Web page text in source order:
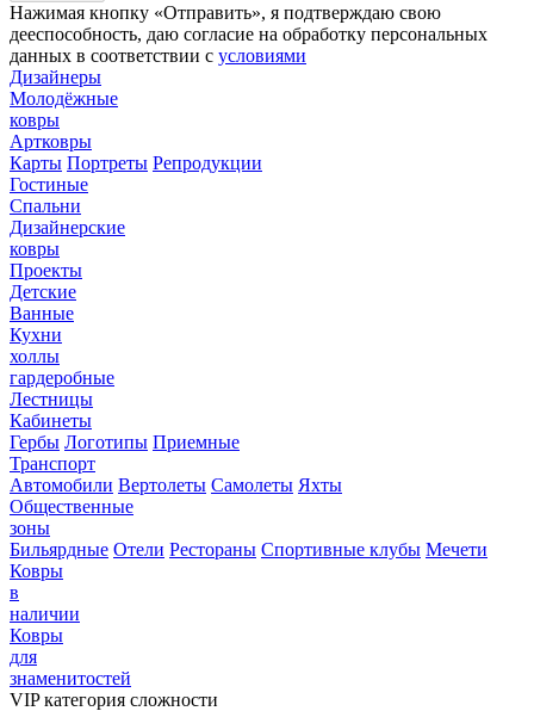
Нажимая кнопку «Отправить», я подтверждаю свою
дееспособность, даю согласие на обработку персональных
данных в соответствии с условиями
Дизайнеры
Молодёжные
ковры
Артковры
Карты Портреты Репродукции
Гостиные
Спальни
Дизайнерские
ковры
Проекты
Детские
Ванные
Кухни
холлы
гардеробные
Лестницы
Кабинеты
Гербы Логотипы Приемные
Транспорт
Автомобили Вертолеты Самолеты Яхты
Общественные
зоны
Бильярдные Отели Рестораны Спортивные клубы Мечети
Ковры
в
наличии
Ковры
для
знаменитостей
VIP категория сложности